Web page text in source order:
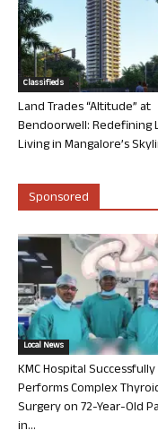
Classifieds
Land Trades “Altitude” at
Bendoorwell: Redefining
Living in Mangalore’s
Sponsored
Local News
KMC Hospital Successfully
Performs Complex
Surgery on 72-Year-Old
in...